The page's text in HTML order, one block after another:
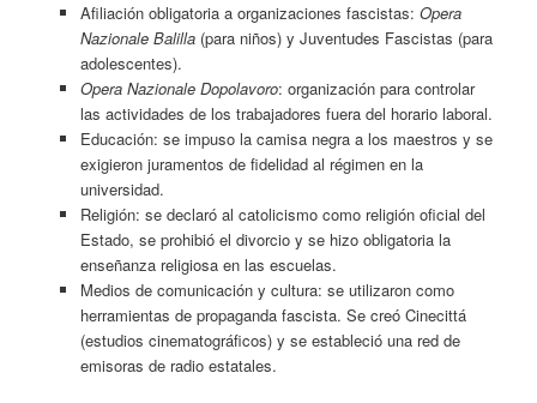
Afiliación obligatoria a organizaciones fascistas: Opera
Nazionale Balilla(para niños) y Juventudes Fascistas (para
adolescentes).
Opera Nazionale Dopolavoro: organización para controlar
las actividades de los trabajadores fuera del horario laboral.
Educación: se impuso la camisa negra a los maestros y se
exigieron juramentos de fidelidad al régimen en la
universidad.
Religión: se declaró al catolicismo como religión oficial del
Estado, se prohibió el divorcio y se hizo obligatoria la
enseñanza religiosa en las escuelas.
Medios de comunicación y cultura: se utilizaron como
herramientas de propaganda fascista. Se creó Cinecittá
(estudios cinematográficos) y se estableció una red de
emisoras de radio estatales.